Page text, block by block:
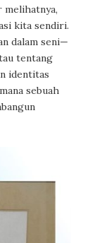
kita sendiri.
dalam seni—
tentang
identitas
sebuah